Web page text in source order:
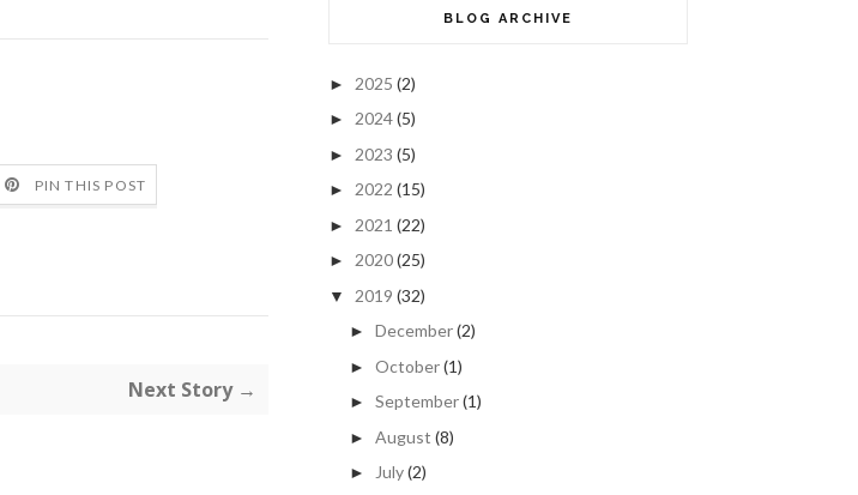
PIN THIS POST
Next Story →
BLOG ARCHIVE
► 2025 (2)
► 2024(5)
► 2023 (5)
► 2022 (15)
► 2021 (22)
► 2020(25)
▼ 2019 (32)
► December(2)
► October(1)
► September(1)
► August (8)
► July(2)